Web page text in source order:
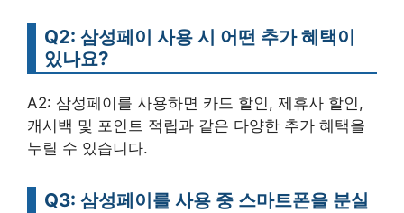
Q2: 삼성페이 사용 시 어떤 추가 혜택이
있나요?
A2: 삼성페이를 사용하면 카드 할인, 제휴사 할인,
캐시백 및 포인트 적립과 같은 다양한 추가 혜택을
누릴 수 있습니다.
Q3: 삼성페이를 사용 중 스마트폰을 분실